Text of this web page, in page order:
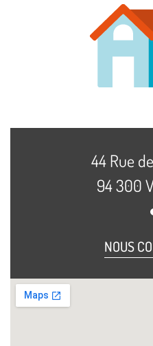
44 Rue
94 300
NOUS